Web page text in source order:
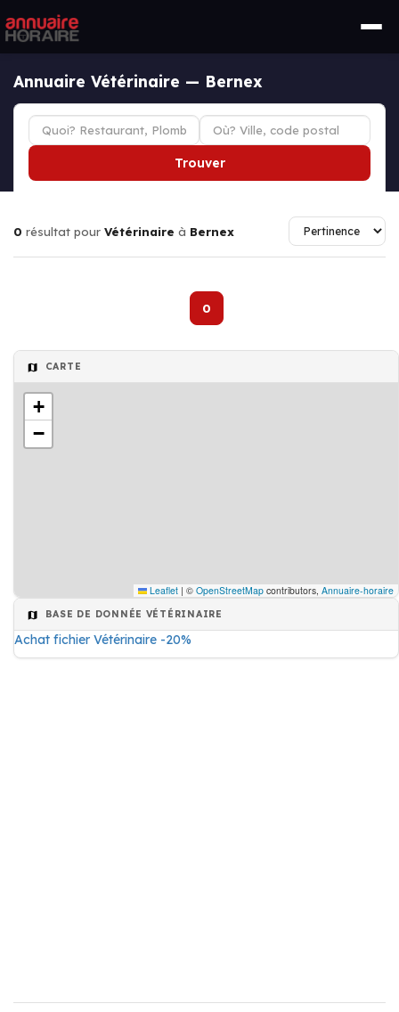
Annuaire Vétérinaire — Bernex
Trouver
0 résultat pour Vétérinaire à Bernex
0
CARTE
+
−
Leaflet | © OpenStreetMap contributors, Annuaire-horaire
BASE DE DONNÉE VÉTÉRINAIRE
Achat fichier Vétérinaire -20%